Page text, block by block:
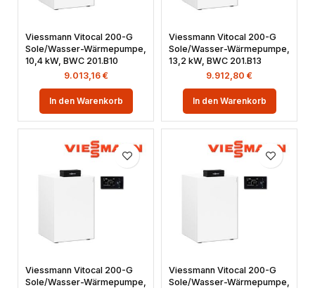
Viessmann Vitocal 200-G
Sole/Wasser-Wärmepumpe,
10,4 kW, BWC 201.B10
9.013,16 €
In den Warenkorb
Viessmann Vitocal 200-G
Sole/Wasser-Wärmepumpe,
13,2 kW, BWC 201.B13
9.912,80 €
In den Warenkorb
Viessmann Vitocal 200-G
Sole/Wasser-Wärmepumpe,
Viessmann Vitocal 200-G
Sole/Wasser-Wärmepumpe,